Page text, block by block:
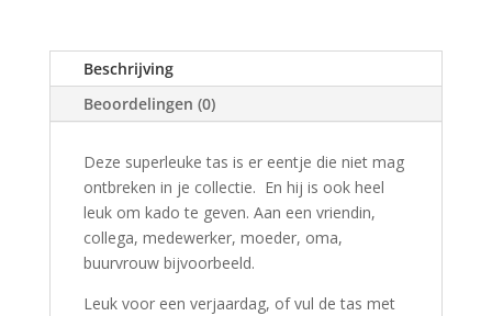
Beschrijving
Beoordelingen (0)
Deze superleuke tas is er eentje die niet mag
ontbreken in je collectie. En hij is ook heel
leuk om kado te geven. Aan een vriendin,
collega, medewerker, moeder, oma,
buurvrouw bijvoorbeeld.
Leuk voor een verjaardag, of vul de tas met